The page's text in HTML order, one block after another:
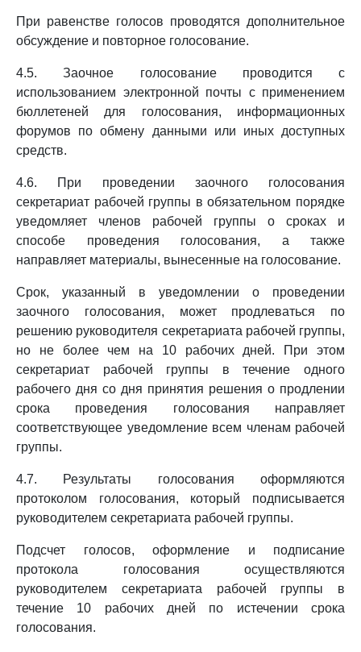
При равенстве голосов проводятся дополнительное
обсуждение и повторное голосование.
4.5. Заочное голосование проводится с
использованием электронной почты с применением
бюллетеней для голосования, информационных
форумов по обмену данными или иных доступных
средств.
4.6. При проведении заочного голосования
секретариат рабочей группы в обязательном порядке
уведомляет членов рабочей группы о сроках и
способе проведения голосования, а также
направляет материалы, вынесенные на голосование.
Срок, указанный в уведомлении о проведении
заочного голосования, может продлеваться по
решению руководителя секретариата рабочей группы,
но не более чем на 10 рабочих дней. При этом
секретариат рабочей группы в течение одного
рабочего дня со дня принятия решения о продлении
срока проведения голосования направляет
соответствующее уведомление всем членам рабочей
группы.
4.7. Результаты голосования оформляются
протоколом голосования, который подписывается
руководителем секретариата рабочей группы.
Подсчет голосов, оформление и подписание
протокола голосования осуществляются
руководителем секретариата рабочей группы в
течение 10 рабочих дней по истечении срока
голосования.